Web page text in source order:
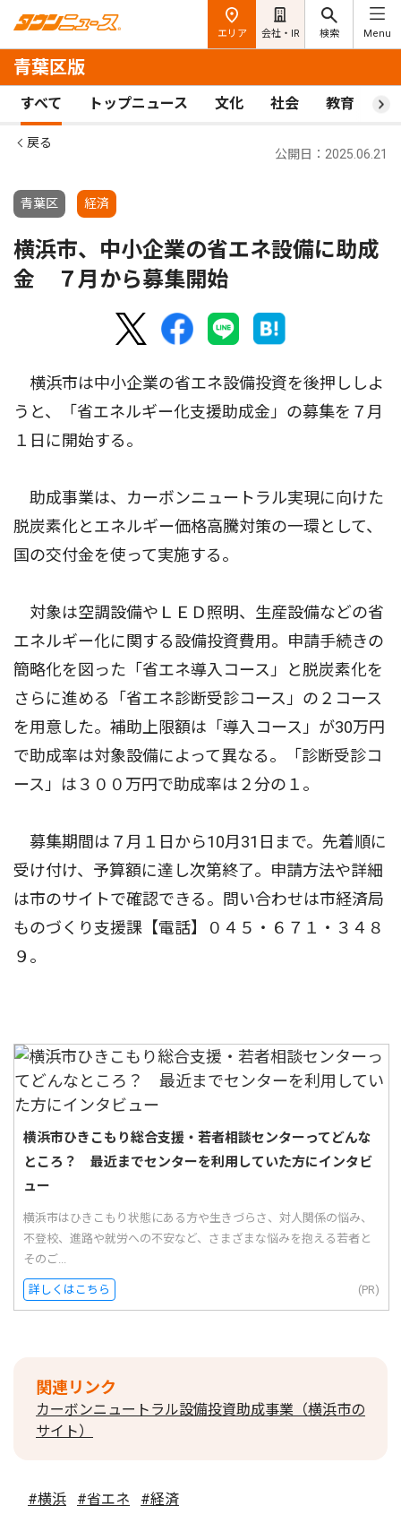
エリア 会社・IR 検索 Menu
青葉区版
すべて トップニュース 文化 社会 教育 ス
戻る
青葉区 経済
公開日：2025.06.21
横浜市、中小企業の省エネ設備に助成
金 ７月から募集開始
横浜市は中小企業の省エネ設備投資を後押ししよ
うと、「省エネルギー化支援助成金」の募集を７月
１日に開始する。
助成事業は、カーボンニュートラル実現に向けた
脱炭素化とエネルギー価格高騰対策の一環として、
国の交付金を使って実施する。
対象は空調設備やＬＥＤ照明、生産設備などの省
エネルギー化に関する設備投資費用。申請手続きの
簡略化を図った「省エネ導入コース」と脱炭素化を
さらに進める「省エネ診断受診コース」の２コース
を用意した。補助上限額は「導入コース」が30万円
で助成率は対象設備によって異なる。「診断受診コ
ース」は３００万円で助成率は２分の１。
募集期間は７月１日から10月31日まで。先着順に
受け付け、予算額に達し次第終了。申請方法や詳細
は市のサイトで確認できる。問い合わせは市経済局
ものづくり支援課【電話】０４５・６７１・３４８
９。
横浜市ひきこもり総合支援・若者相談センターってどんな
ところ？ 最近までセンターを利用していた方にインタビ
ュー
横浜市はひきこもり状態にある方や生きづらさ、対人関係の悩み、
不登校、進路や就労への不安など、さまざまな悩みを抱える若者と
そのご...
詳しくはこちら (PR)
関連リンク
カーボンニュートラル設備投資助成事業（横浜市の
サイト）
#横浜 #省エネ #経済